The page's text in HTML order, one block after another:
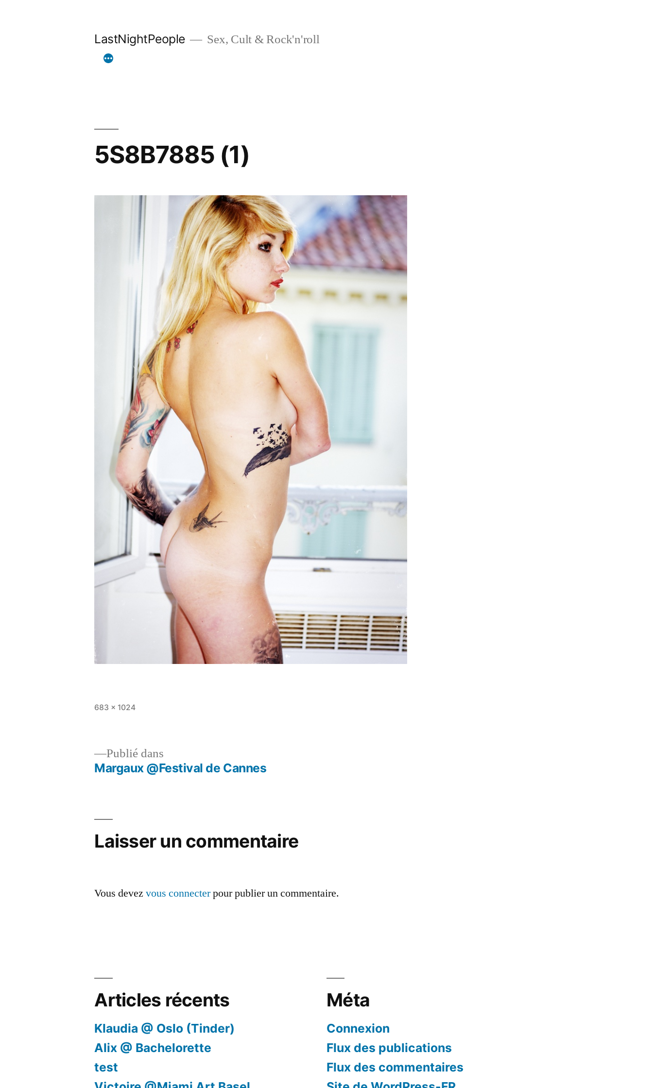
LastNightPeople Sex, Cult & Rock'n'roll
5S8B7885 (1)
Taille
683 × 1024
Navigation
Publié dans
Margaux @Festival de Cannes
Laisser un commentaire
Vous devezvous connecterpour publier un commentaire.
Articles récents
Klaudia @ Oslo (Tinder)
Alix @ Bachelorette
test
Méta
Connexion
Flux des publications
Flux des commentaires